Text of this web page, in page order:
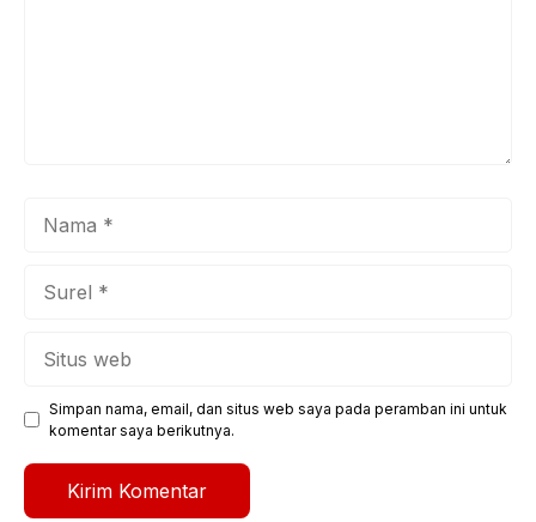
Simpan nama, email, dan situs web saya pada peramban ini untuk
komentar saya berikutnya.